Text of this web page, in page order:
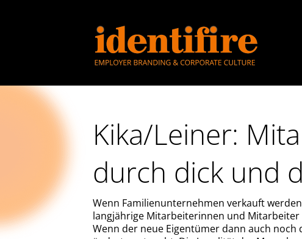
Kika/Leiner:
durch dick und
Wenn Familienunternehmen verkauft
langjährige Mitarbeiterinnen und Mitarbeiter
Wenn der neue Eigentümer dann auch noch